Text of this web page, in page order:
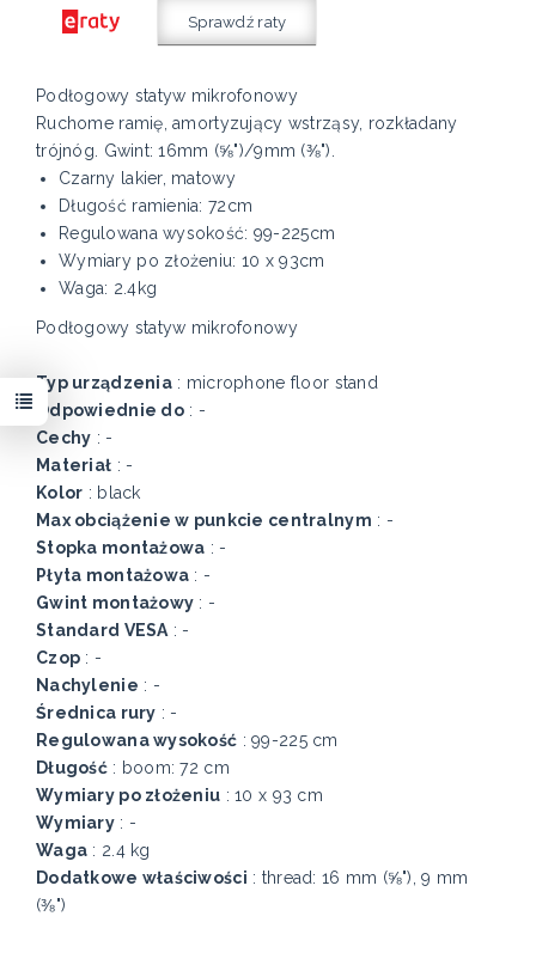
Sprawdź raty
Podłogowy statyw mikrofonowy
Ruchome ramię, amortyzujący wstrząsy, rozkładany
trójnóg. Gwint: 16mm (⅝")/9mm (⅜").
Czarny lakier, matowy
Długość ramienia: 72cm
Regulowana wysokość: 99-225cm
Wymiary po złożeniu: 10 x 93cm
Waga: 2.4kg
Podłogowy statyw mikrofonowy
Typ urządzenia: microphone floor stand
Odpowiednie do: -
Cechy : -
Materiał : -
Kolor : black
Max obciążenie w punkcie centralnym : -
Stopka montażowa : -
Płyta montażowa : -
Gwint montażowy : -
Standard VESA: -
Czop : -
Nachylenie : -
Średnica rury : -
Regulowana wysokość : 99-225 cm
Długość: boom: 72 cm
Wymiary po złożeniu : 10 x 93 cm
Wymiary: -
Waga : 2.4 kg
Dodatkowe właściwości : thread: 16 mm (⅝"), 9 mm
(⅜")